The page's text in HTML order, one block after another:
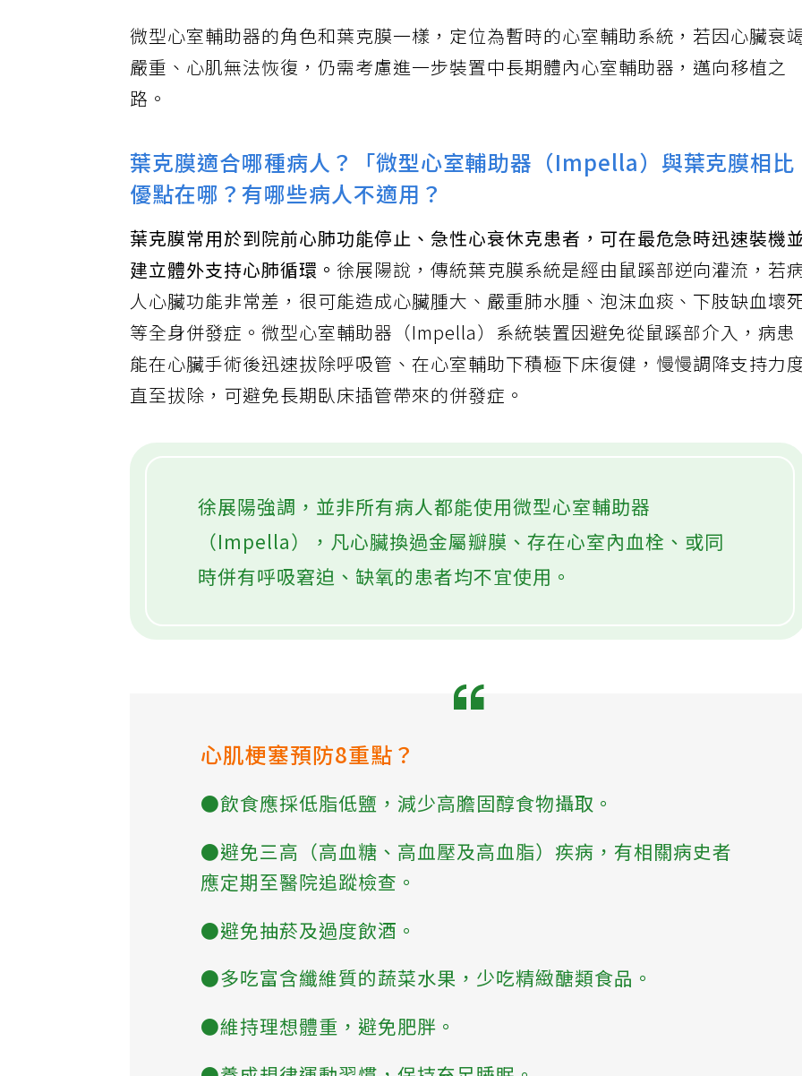
微型心室輔助器的角色和葉克膜一樣，定位為暫時的心室輔助系統，若因心臟衰
嚴重、心肌無法恢復，仍需考慮進一步裝置中長期體內心室輔助器，邁向移植之
路。
葉克膜適合哪種病人？「微型心室輔助器（Impella）與葉克膜相比
優點在哪？有哪些病人不適用？
葉克膜常用於到院前心肺功能停止、急性心衰休克患者，可在最危急時迅速裝機
建立體外支持心肺循環。 徐展陽說，傳統葉克膜系統是經由鼠蹊部逆向灌流，若
人心臟功能非常差，很可能造成心臟腫大、嚴重肺水腫、泡沫血痰、下肢缺血壞
等全身併發症。微型心室輔助器（Impella）系統裝置因避免從鼠蹊部介入，病患
能在心臟手術後迅速拔除呼吸管、在心室輔助下積極下床復健，慢慢調降支持力
直至拔除，可避免長期臥床插管帶來的併發症。
徐展陽強調，並非所有病人都能使用微型心室輔助器
（Impella），凡心臟換過金屬瓣膜、存在心室內血栓、或同
時併有呼吸窘迫、缺氧的患者均不宜使用。
心肌梗塞預防8重點？
●飲食應採低脂低鹽，減少高膽固醇食物攝取。
●避免三高（高血糖、高血壓及高血脂）疾病，有相關病史者
應定期至醫院追蹤檢查。
●避免抽菸及過度飲酒。
●多吃富含纖維質的蔬菜水果，少吃精緻醣類食品。
●維持理想體重，避免肥胖。